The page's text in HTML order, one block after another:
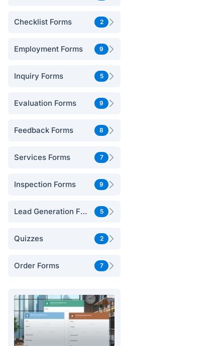
Checklist Forms 2
Employment Forms 9
Inquiry Forms 5
Evaluation Forms 9
Feedback Forms 8
Services Forms 7
Inspection Forms 9
Lead Generation Forms 5
Quizzes 2
Order Forms 7